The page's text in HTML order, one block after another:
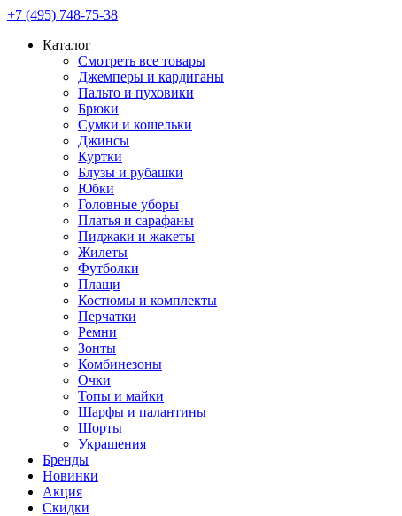
+7 (495) 748-75-38
Каталог
Смотреть все товары
Джемперы и кардиганы
Пальто и пуховики
Брюки
Сумки и кошельки
Джинсы
Куртки
Блузы и рубашки
Юбки
Головные уборы
Платья и сарафаны
Пиджаки и жакеты
Жилеты
Футболки
Плащи
Костюмы и комплекты
Перчатки
Ремни
Зонты
Комбинезоны
Очки
Топы и майки
Шарфы и палантины
Шорты
Украшения
Бренды
Новинки
Акция
Скидки